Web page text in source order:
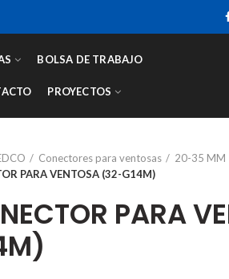
BOLSA DE TRABAJO
PROYECTOS
Conectores para ventosas
20-35 MM
PARA VENTOSA (32-G14M)
PARA